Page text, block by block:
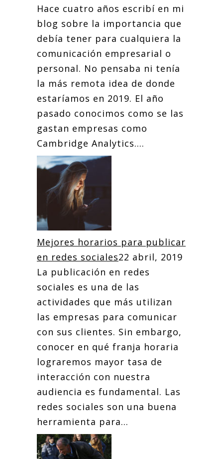
Hace cuatro años escribí en mi
blog sobre la importancia que
debía tener para cualquiera la
comunicación empresarial o
personal. No pensaba ni tenía
la más remota idea de donde
estaríamos en 2019. El año
pasado conocimos como se las
gastan empresas como
Cambridge Analytics....
Mejores horarios para publicar
en redes sociales22 abril, 2019
La publicación en redes
sociales es una de las
actividades que más utilizan
las empresas para comunicar
con sus clientes. Sin embargo,
conocer en qué franja horaria
lograremos mayor tasa de
interacción con nuestra
audiencia es fundamental. Las
redes sociales son una buena
herramienta para...